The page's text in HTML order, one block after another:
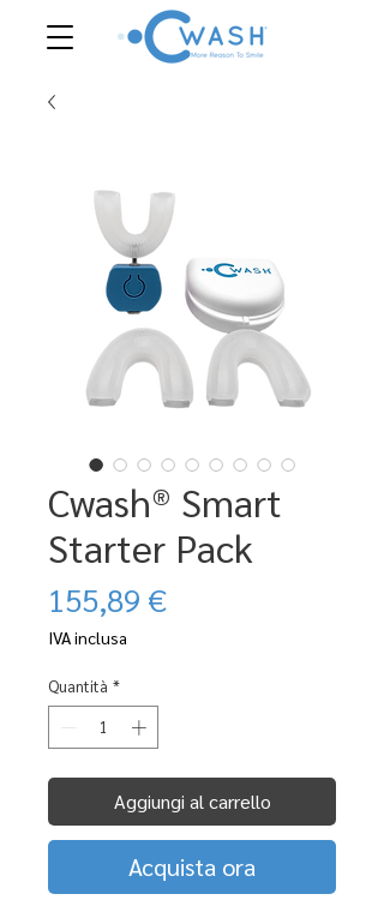
Cwash®️ Smart
Starter Pack
155,89 €Prezzo
IVA inclusa
Quantità *
Aggiungi al carrello
Acquista ora